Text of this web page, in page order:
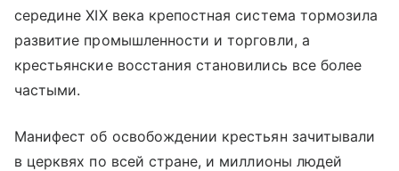
середине XIX века крепостная система тормозила
развитие промышленности и торговли, а
крестьянские восстания становились все более
частыми.
Манифест об освобождении крестьян зачитывали
в церквях по всей стране, и миллионы людей